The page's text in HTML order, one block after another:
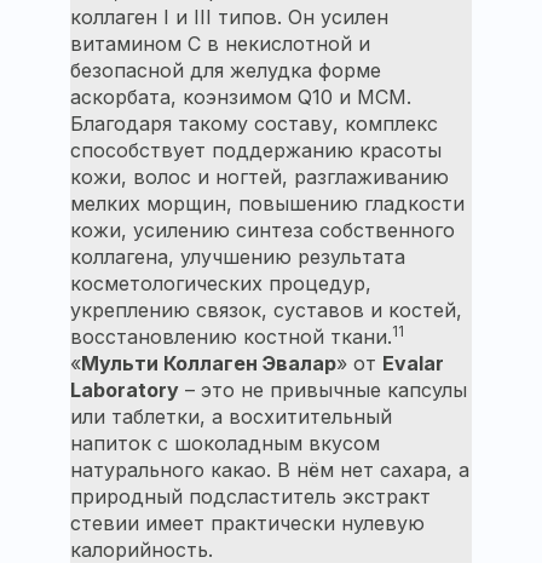
коллаген I и III типов. Он усилен
витамином С в некислотной и
безопасной для желудка форме
аскорбата, коэнзимом Q10 и МСМ.
Благодаря такому составу, комплекс
способствует поддержанию красоты
кожи, волос и ногтей, разглаживанию
мелких морщин, повышению гладкости
кожи, усилению синтеза собственного
коллагена, улучшению результата
косметологических процедур,
укреплению связок, суставов и костей,
восстановлению костной ткани.11
«Мульти Коллаген Эвалар» от Evalar
Laboratory – это не привычные капсулы
или таблетки, а восхитительный
напиток с шоколадным вкусом
натурального какао. В нём нет сахара, а
природный подсластитель экстракт
стевии имеет практически нулевую
калорийность.